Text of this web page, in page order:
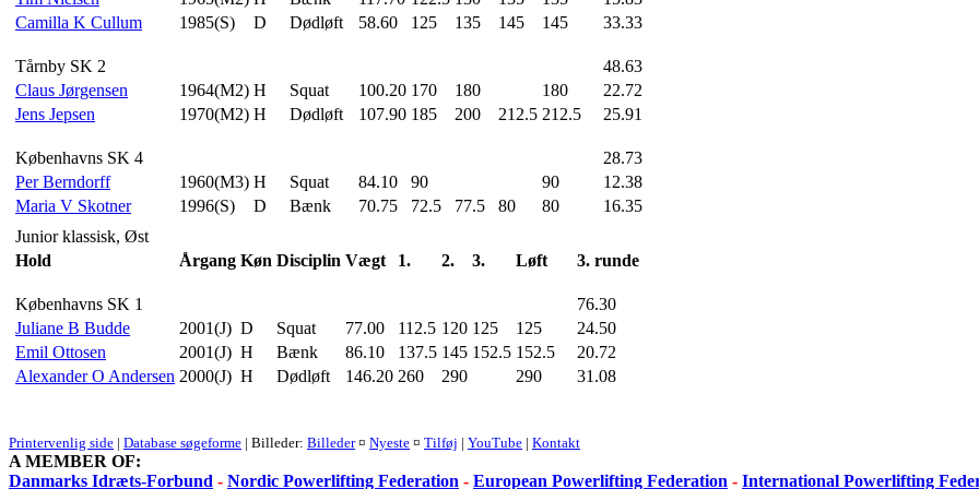
Camilla K Cullum
1985(S) D Dødløft 58.60 125 135 145 145 33.33
Tårnby SK 2
48.63
Claus Jørgensen
1964(M2) H Squat 100.20 170 180 180
22.72
Jens Jepsen
1970(M2) H Dødløft 107.90 185 200 212.5 212.5 25.91
Københavns SK 4
28.73
Per Berndorff
1960(M3) H Squat 84.10 90 90
12.38
Maria V Skotner
1996(S) D Bænk 70.75 72.5 77.5 80 80
16.35
Junior klassisk, Øst
Hold
Årgang Køn Disciplin Vægt 1. 2. 3. Løft 3. runde
Københavns SK 1
76.30
Juliane B Budde
2001(J) D Squat 77.00 112.5 120 125 125
24.50
Emil Ottosen
2001(J) H Bænk 86.10 137.5 145 152.5 152.5
20.72
Alexander O Andersen 2000(J) H Dødløft 146.20 260 290 290 31.08
Printervenlig side | Database søgeforme | Billeder: Billeder¤ Nyeste ¤ Tilføj | YouTube | Kontakt
A MEMBER OF:
Danmarks Idræts-Forbund - Nordic Powerlifting Federation - European Powerlifting Federation - International Powerlifting